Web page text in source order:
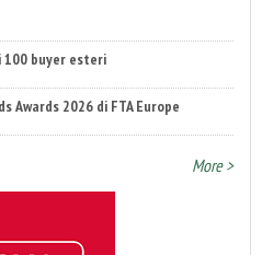
buyer esteri
Awards 2026 di FTA Europe
More >